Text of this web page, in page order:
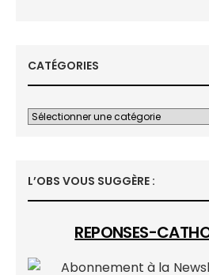
CATÉGORIES
L’OBS VOUS SUGGÈRE :
REPONSES-